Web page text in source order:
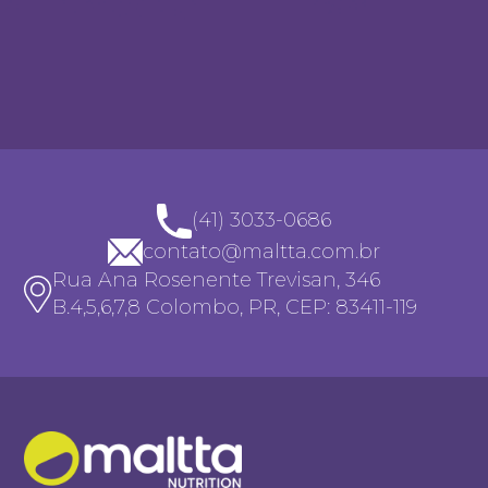
(41) 3033-0686
contato@maltta.com.br
Rua Ana Rosenente Trevisan, 346
B.4,5,6,7,8 Colombo, PR, CEP: 83411-119